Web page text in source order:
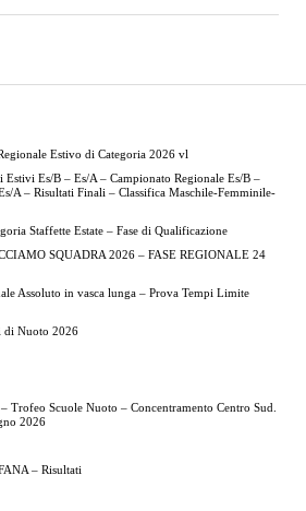
Estivo di Categoria 2026 vl
Es/B – Es/A – Campionato Regionale Es/B –
A – Risultati Finali – Classifica Maschile-Femminile-
Staffette Estate – Fase di Qualificazione
SQUADRA 2026 – FASE REGIONALE 24
Assoluto in vasca lunga – Prova Tempi Limite
di Nuoto 2026
Trofeo Scuole Nuoto – Concentramento Centro Sud.
2026
– Risultati